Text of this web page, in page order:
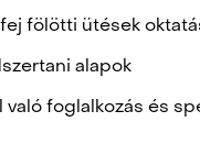
fölötti ütések
alapok
való foglalkozás és